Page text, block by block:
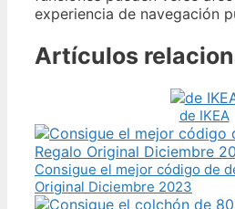
experiencia de navegación
Artículos
de IKEA
Consigue el mejor código de
Original Diciembre 2023